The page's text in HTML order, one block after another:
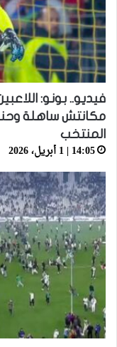
فيديو.. بونو:
مكانتش ساهلة وحنا
المنتخب
14:05 | 1 أبريل، 2026